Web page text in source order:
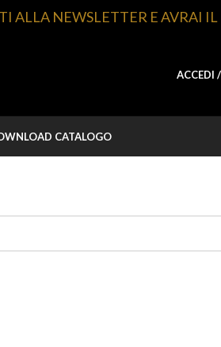
ALLA NEWSLETTER E AVRAI
ACCEDI
CATALOGO